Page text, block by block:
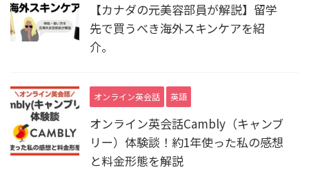
【カナダの元美容部員が解説】留学
先で買うべき海外スキンケアを紹
介。
オンライン英会話 英語
オンライン英会話Cambly（キャンブ
リー）体験談！約1年使った私の感想
と料金形態を解説